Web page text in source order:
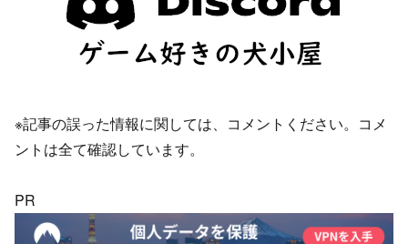
※記事の誤った情報に関しては、コメントください。コメ
ントは全て確認しています。
PR